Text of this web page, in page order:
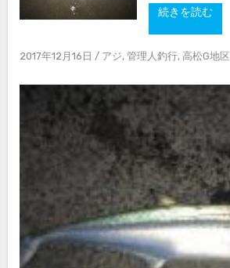
続きを読む
2017年12月16日 / アジ, 管理人釣行, 高松G地区